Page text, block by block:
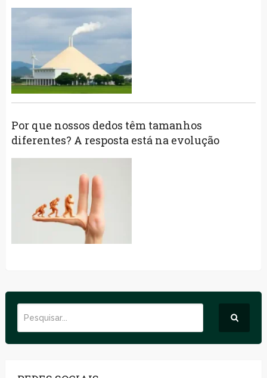
Por que nossos dedos têm tamanhos
diferentes? A resposta está na evolução